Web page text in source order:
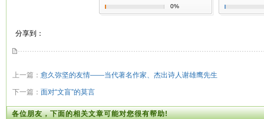
0%
分享到：
上一篇： 愈久弥坚的友情——当代著名作家、杰出诗人谢雄鹰先生
下一篇： 面对“文盲”的莫言
各位朋友，下面的相关文章可能对您很有帮助!